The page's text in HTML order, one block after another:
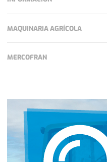
MAQUINARIA AGRÍCOLA
MERCOFRAN